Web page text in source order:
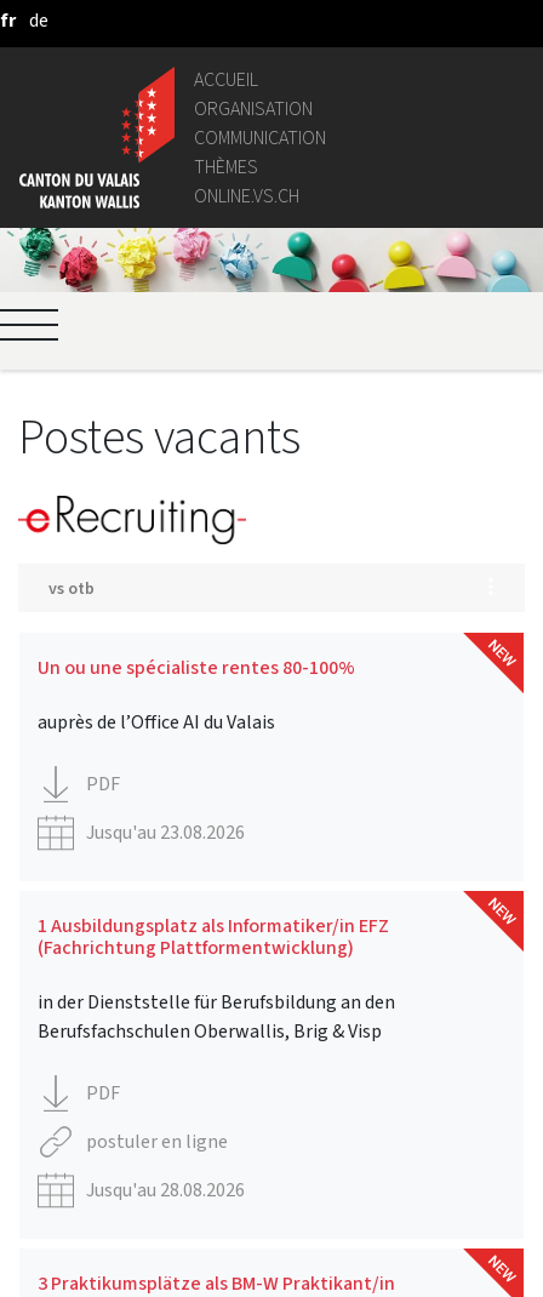
Saut au contenu principal
fr de
ACCUEIL
ORGANISATION
COMMUNICATION
THÈMES
ONLINE.VS.CH
Postes vacants
vs otb
Un ou une spécialiste rentes 80-100%
auprès de l’Office AI du Valais
PDF
Jusqu'au 23.08.2026
1 Ausbildungsplatz als Informatiker/in EFZ
(Fachrichtung Plattformentwicklung)
in der Dienststelle für Berufsbildung an den
Berufsfachschulen Oberwallis, Brig & Visp
PDF
postuler en ligne
Jusqu'au 28.08.2026
3 Praktikumsplätze als BM-W Praktikant/in